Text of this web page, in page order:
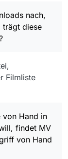
wenn ich
MV sie
Filme mit
von Hand
konvertiere:
MV die
Regex
auch die
selbst per
also dieBoard für
wollte
ihr dazu steht
nach,
trägt diese
Filmliste
von Hand in
findet MV
von Hand